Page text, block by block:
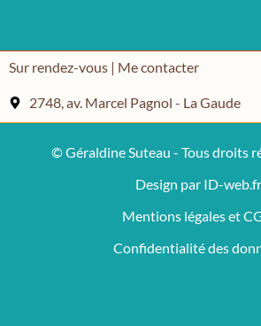
Sur rendez-vous | Me contacter
2748, av. Marcel Pagnol - La Gaude
© Géraldine Suteau - Tous droits
Design par ID-web.fr
Mentions légales et
Confidentialité des